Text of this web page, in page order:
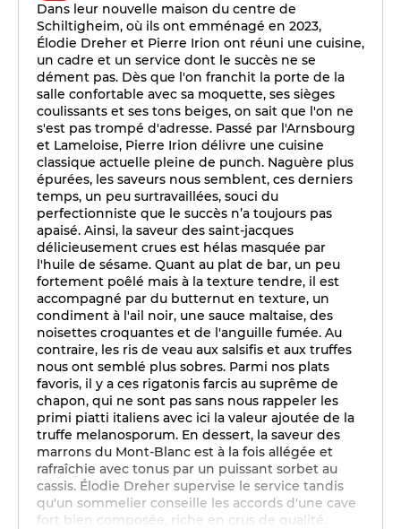
Dans leur nouvelle maison du centre de
Schiltigheim, où ils ont emménagé en 2023,
Élodie Dreher et Pierre Irion ont réuni une cuisine,
un cadre et un service dont le succès ne se
dément pas. Dès que l'on franchit la porte de la
salle confortable avec sa moquette, ses sièges
coulissants et ses tons beiges, on sait que l'on ne
s'est pas trompé d'adresse. Passé par l'Arnsbourg
et Lameloise, Pierre Irion délivre une cuisine
classique actuelle pleine de punch. Naguère plus
épurées, les saveurs nous semblent, ces derniers
temps, un peu surtravaillées, souci du
perfectionniste que le succès n’a toujours pas
apaisé. Ainsi, la saveur des saint-jacques
délicieusement crues est hélas masquée par
l'huile de sésame. Quant au plat de bar, un peu
fortement poêlé mais à la texture tendre, il est
accompagné par du butternut en texture, un
condiment à l'ail noir, une sauce maltaise, des
noisettes croquantes et de l'anguille fumée. Au
contraire, les ris de veau aux salsifis et aux truffes
nous ont semblé plus sobres. Parmi nos plats
favoris, il y a ces rigatonis farcis au suprême de
chapon, qui ne sont pas sans nous rappeler les
primi piatti italiens avec ici la valeur ajoutée de la
truffe melanosporum. En dessert, la saveur des
marrons du Mont-Blanc est à la fois allégée et
rafraîchie avec tonus par un puissant sorbet au
cassis. Élodie Dreher supervise le service tandis
qu'un sommelier conseille les accords d'une cave
fort bien composée, riche en crus de qualité.